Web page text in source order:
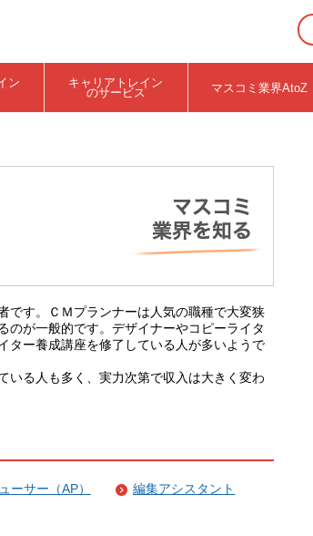
ン キャリアトレイン
のサービス マスコミ業界AtoZ
です。ＣＭプランナーは人気の職種で大変狭
のが一般的です。デザイナーやコピーライタ
ター養成講座を修了している人が多いようで
いる人も多く、実力次第で収入は大きく変わ
ーサー（AP）
編集アシスタント